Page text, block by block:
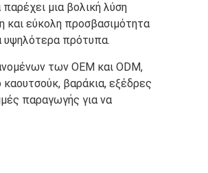
μια βολική λύση
και εύκολη προσβασιμότητα
υψηλότερα πρότυπα.
των OEM και ODM,
βαράκια, εξέδρες
παραγωγής για να